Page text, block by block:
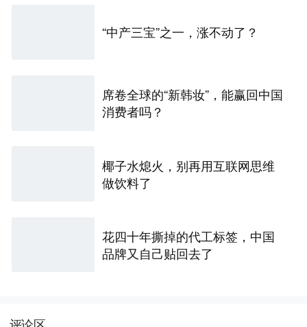
“中产三宝”之一，涨不动了？
席卷全球的“新韩妆”，能赢回中国
消费者吗？
椰子水熄火，别再用互联网思维
做饮料了
花四十年撕掉的代工标签，中国
品牌又自己贴回去了